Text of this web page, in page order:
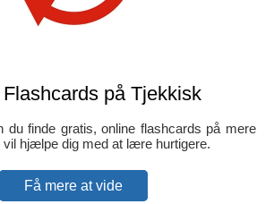
på Tjekkisk
du finde gratis, online flashcards på mere
vil hjælpe dig med at lære hurtigere.
Få mere at vide